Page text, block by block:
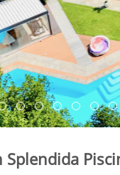
Splendida